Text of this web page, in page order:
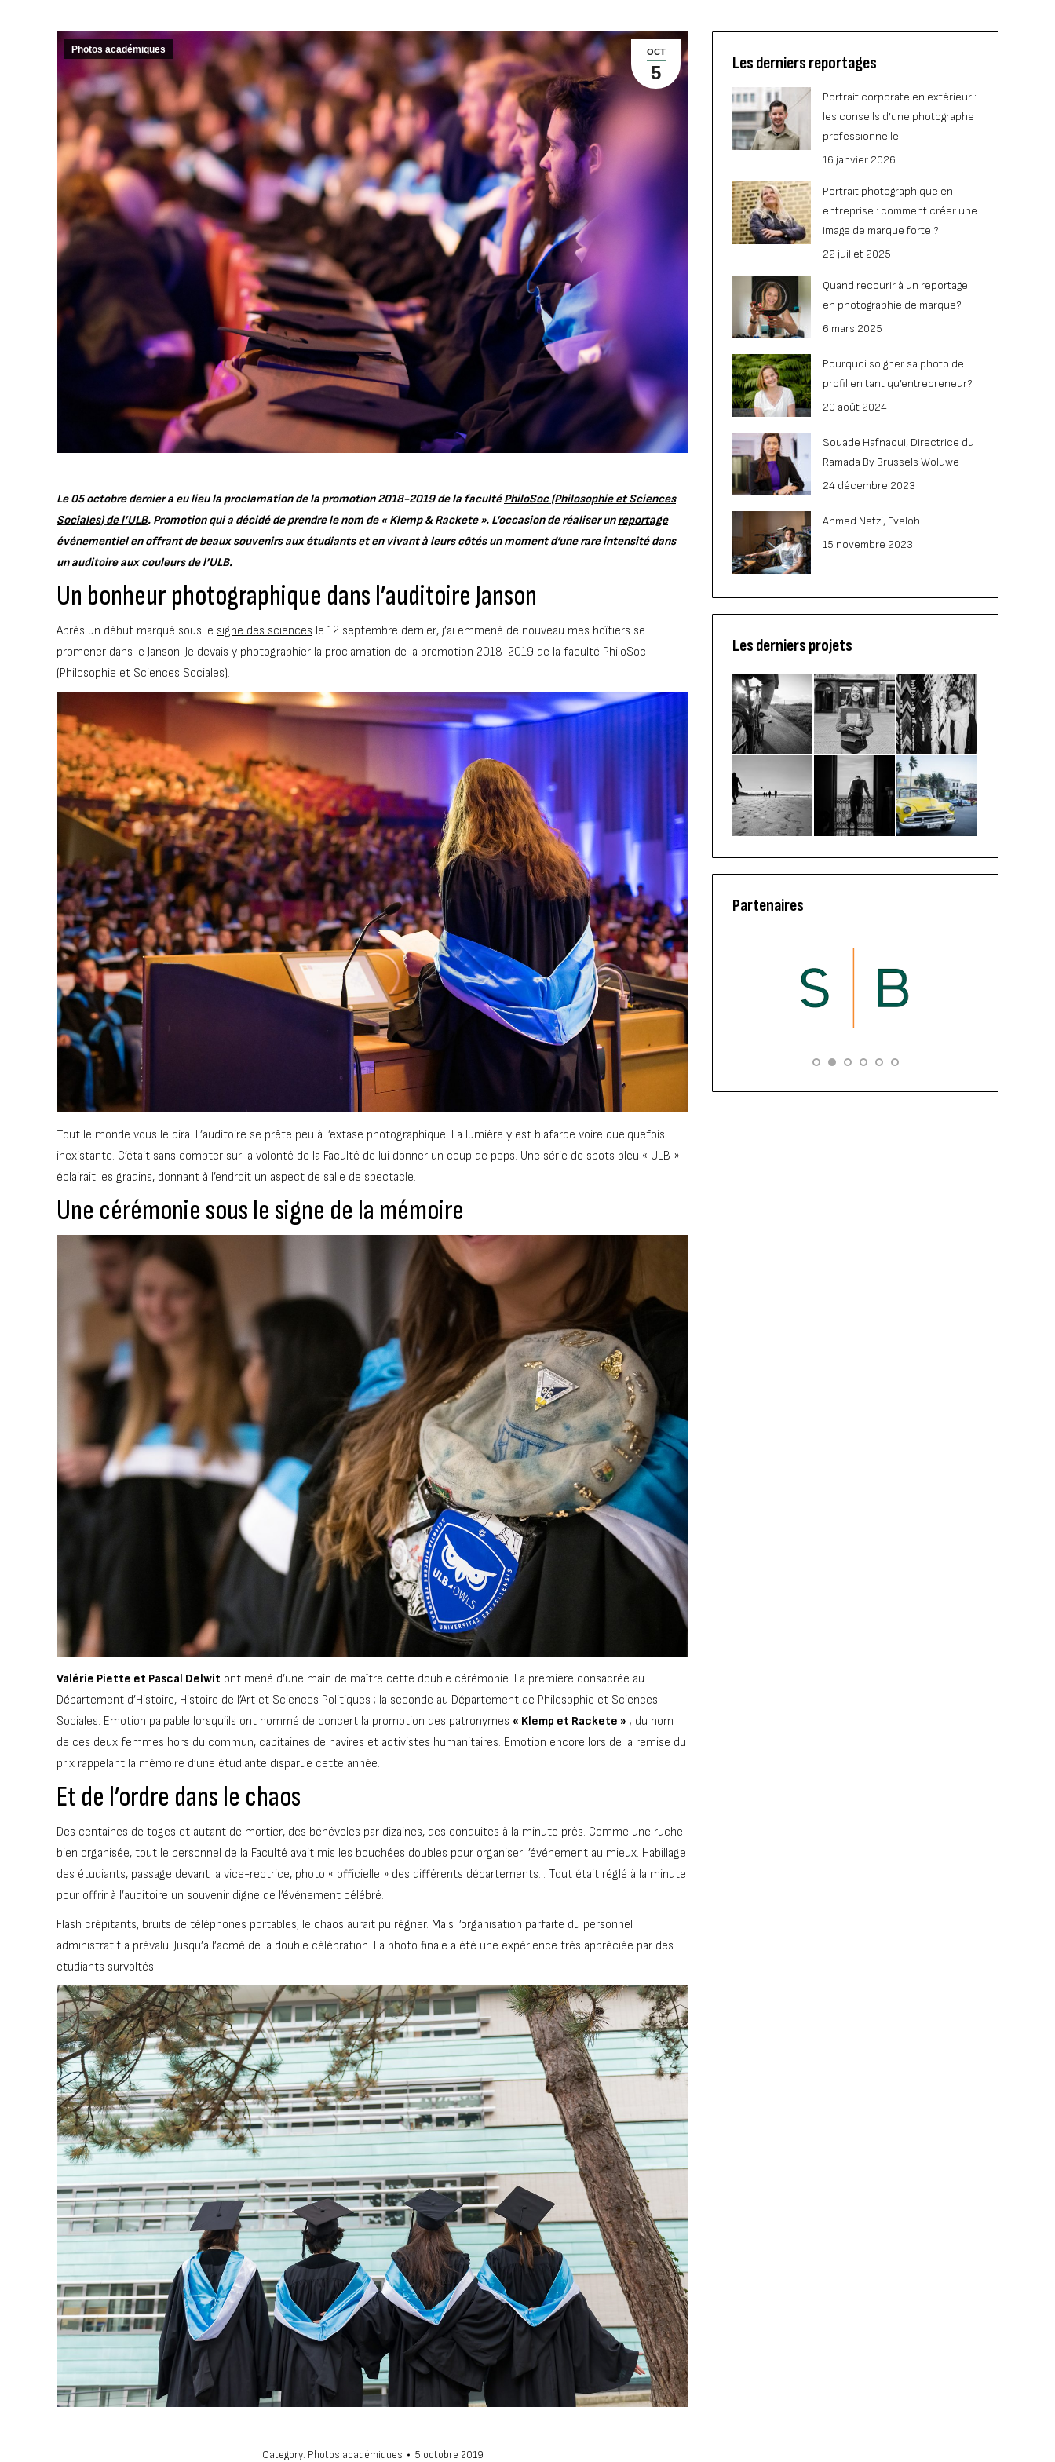
OCT
5
Photos académiques
Le 05 octobre dernier a eu lieu la proclamation de la promotion 2018-2019 de la facultéPhiloSoc (Philosophie et Sciences
Sociales) de l’ULB. Promotion qui a décidé de prendre le nom de « Klemp & Rackete ». L’occasion de réaliser unreportage
événementielen offrant de beaux souvenirs aux étudiants et en vivant à leurs côtés un moment d’une rare intensité dans
un auditoire aux couleurs de l’ULB.
Un bonheur photographique dans l’auditoire Janson
Après un début marqué sous le signe des sciences le 12 septembre dernier, j’ai emmené de nouveau mes boîtiers se
promener dans le Janson. Je devais y photographier la proclamation de la promotion 2018-2019 de la faculté PhiloSoc
(Philosophie et Sciences Sociales).
Tout le monde vous le dira. L’auditoire se prête peu à l’extase photographique. La lumière y est blafarde voire quelquefois
inexistante. C’était sans compter sur la volonté de la Faculté de lui donner un coup de peps. Une série de spots bleu « ULB »
éclairait les gradins, donnant à l’endroit un aspect de salle de spectacle.
Une cérémonie sous le signe de la mémoire
Valérie Piette et Pascal Delwit ont mené d’une main de maître cette double cérémonie. La première consacrée au
Département d’Histoire, Histoire de l’Art et Sciences Politiques ; la seconde au Département de Philosophie et Sciences
Sociales. Emotion palpable lorsqu’ils ont nommé de concert la promotion des patronymes « Klemp et Rackete » ; du nom
de ces deux femmes hors du commun, capitaines de navires et activistes humanitaires. Emotion encore lors de la remise du
prix rappelant la mémoire d’une étudiante disparue cette année.
Et de l’ordre dans le chaos
Des centaines de toges et autant de mortier, des bénévoles par dizaines, des conduites à la minute près. Comme une ruche
bien organisée, tout le personnel de la Faculté avait mis les bouchées doubles pour organiser l’événement au mieux. Habillage
des étudiants, passage devant la vice-rectrice, photo « officielle » des différents départements… Tout était réglé à la minute
pour offrir à l’auditoire un souvenir digne de l’événement célébré.
Flash crépitants, bruits de téléphones portables, le chaos aurait pu régner. Mais l’organisation parfaite du personnel
administratif a prévalu. Jusqu’à l’acmé de la double célébration. La photo finale a été une expérience très appréciée par des
étudiants survoltés!
Category: Photos académiques 5 octobre 2019
Les derniers reportages
Portrait corporate en extérieur :
les conseils d’une photographe
professionnelle
16 janvier 2026
Portrait photographique en
entreprise : comment créer une
image de marque forte ?
22 juillet 2025
Quand recourir à un reportage
en photographie de marque?
6 mars 2025
Pourquoi soigner sa photo de
profil en tant qu’entrepreneur?
20 août 2024
Souade Hafnaoui, Directrice du
Ramada By Brussels Woluwe
24 décembre 2023
Ahmed Nefzi, Evelob
15 novembre 2023
Les derniers projets
Partenaires